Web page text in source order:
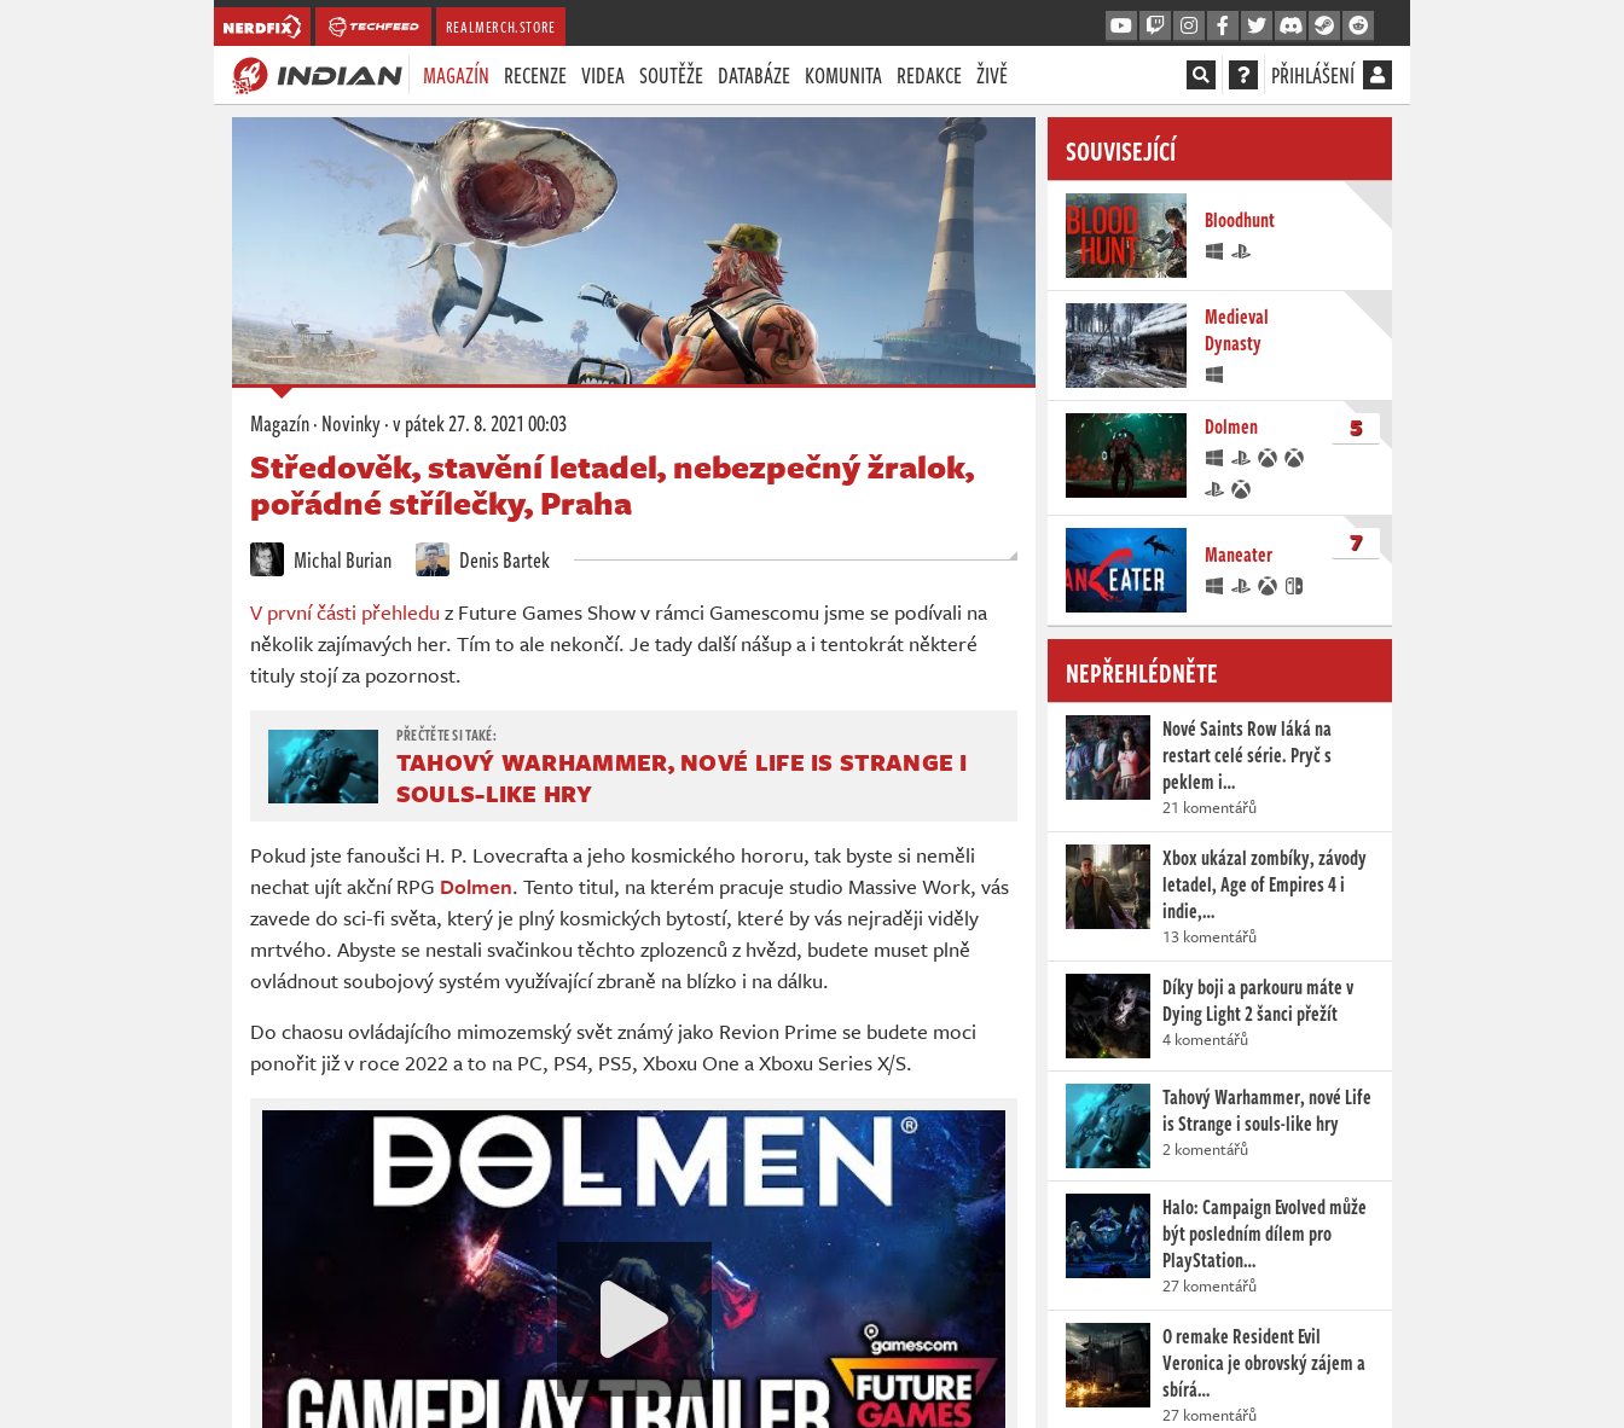
REALMERCH.STORE
MAGAZÍN RECENZE VIDEA SOUTĚŽE DATABÁZE KOMUNITA REDAKCE ŽIVĚ PŘIHLÁŠENÍ
Magazín·Novinky·v pátek27. 8. 2021 00:03
Středověk, stavění letadel, nebezpečný žralok,
pořádné střílečky, Praha
Michal Burian Denis Bartek
V první části přehledu z Future Games Show v rámci Gamescomu jsme se podívali na
několik zajímavých her. Tím to ale nekončí. Je tady další nášup a i tentokrát některé
tituly stojí za pozornost.
TAHOVÝ WARHAMMER, NOVÉ LIFE IS STRANGE I
SOULS-LIKE HRY
Pokud jste fanoušci H. P. Lovecrafta a jeho kosmického hororu, tak byste si neměli
nechat ujít akční RPG Dolmen. Tento titul, na kterém pracuje studio Massive Work, vás
zavede do sci-fi světa, který je plný kosmických bytostí, které by vás nejraději viděly
mrtvého. Abyste se nestali svačinkou těchto zplozenců z hvězd, budete muset plně
ovládnout soubojový systém využívající zbraně na blízko i na dálku.
Do chaosu ovládajícího mimozemský svět známý jako Revion Prime se budete moci
ponořit již v roce 2022 a to na PC, PS4, PS5, Xboxu One a Xboxu Series X/S.
SOUVISEJÍCÍ
Bloodhunt
Medieval
Dynasty
Dolmen 5
Maneater 7
NEPŘEHLÉDNĚTE
Nové Saints Row láká na
restart celé série. Pryč s
peklem i…
21 komentářů
Xbox ukázal zombíky, závody
letadel, Age of Empires 4 i
indie,…
13 komentářů
Díky boji a parkouru máte v
Dying Light 2 šanci přežít
4 komentářů
Tahový Warhammer, nové Life
is Strange i souls-like hry
2 komentářů
Halo: Campaign Evolved může
být posledním dílem pro
PlayStation…
27 komentářů
O remake Resident Evil
Veronica je obrovský zájem a
sbírá…
27 komentářů